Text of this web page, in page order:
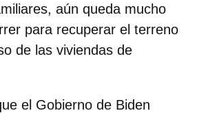
aún queda mucho
para recuperar el terreno
de las viviendas de
el Gobierno de Biden